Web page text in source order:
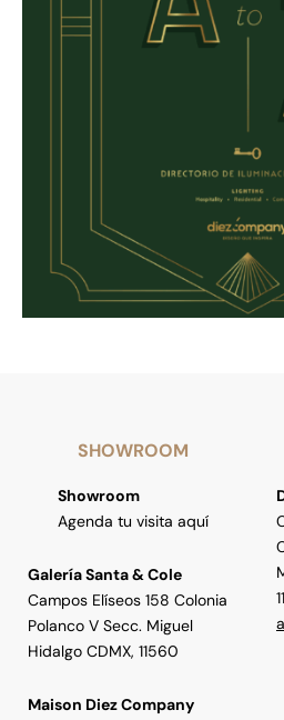
SHOWROOM
Showroom
Agenda tu visita aquí
Galería Santa & Cole
Campos Elíseos 158 Colonia
Polanco V Secc. Miguel
Hidalgo CDMX, 11560
Maison Diez Company